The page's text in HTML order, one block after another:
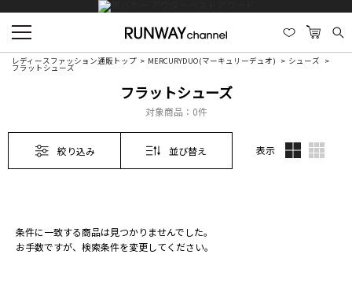
レディースファッション通販トップ MERCURYDUO(マーキュリーデュオ) シューズ
フラットシューズ
フラットシューズ
対象商品： 0件
絞り込み 並び替え 表示
条件に一致する商品は見つかりませんでした。
お手数ですが、検索条件を変更してください。